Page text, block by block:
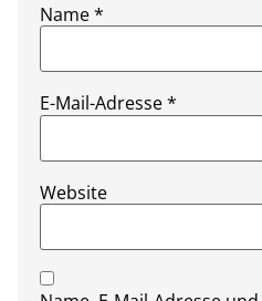
Name*
E-Mail-Adresse*
Website